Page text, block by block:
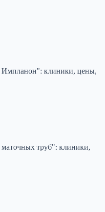
Импланон": клиники, цены,
труб": клиники,